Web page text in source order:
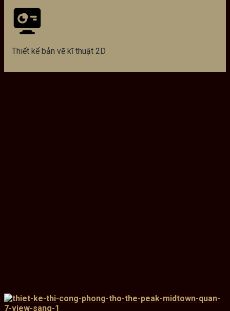
Thiết kế bản vẽ kĩ thuật 2D